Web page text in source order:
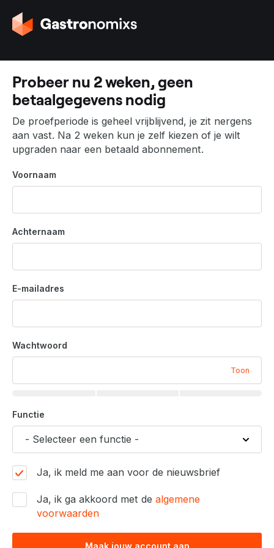
G
a
a
a
r
d
e
h
o
e
p
g
i
n
Probeer nu 2 weken, geen
betaalgegevens nodig
De proefperiode is geheel vrijblijvend, je zit nergens
aan vast. Na 2 weken kun je zelf kiezen of je wilt
upgraden naar een betaald abonnement.
Voornaam
Achternaam
E-mailadres
Wachtwoord
Toon
Functie
Ja, ik meld me aan voor de nieuwsbrief
Ja, ik ga akkoord met de algemene
voorwaarden
Maak jouw account aan